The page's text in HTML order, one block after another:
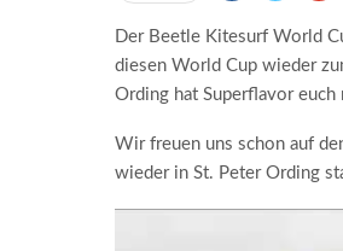
Der Beetle Kitesurf World
diesen World Cup wieder
Ording hat Superflavor
Wir freuen uns schon auf
wieder in St. Peter Ording